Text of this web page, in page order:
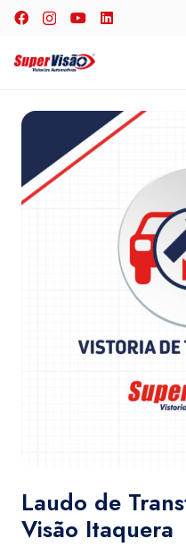
Laudo de
Visão Itaquera